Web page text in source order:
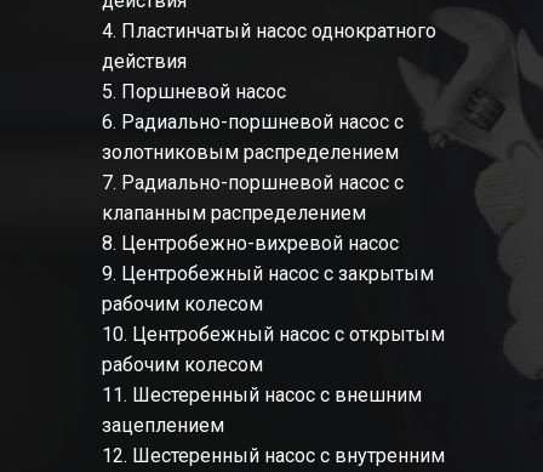
4. Пластинчатый насос однократного
действия
5. Поршневой насос
6. Радиально-поршневой насос с
золотниковым распределением
7. Радиально-поршневой насос с
клапанным распределением
8. Центробежно-вихревой насос
9. Центробежный насос с закрытым
рабочим колесом
10. Центробежный насос с открытым
рабочим колесом
11. Шестеренный насос с внешним
зацеплением
12. Шестеренный насос с внутренним